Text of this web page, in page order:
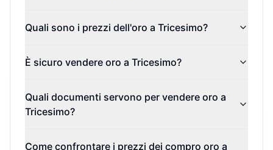
Quali sono i prezzi dell'oro a Tricesimo?
È sicuro vendere oro a Tricesimo?
Quali documenti servono per vendere oro a
Tricesimo?
Come confrontare i prezzi dei compro oro a